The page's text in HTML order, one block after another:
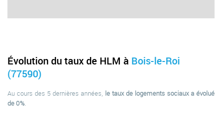
Évolution du taux de HLM à Bois-le-Roi
(77590)
Au cours des 5 dernières années, le taux de logements sociaux a évolué
de 0%.